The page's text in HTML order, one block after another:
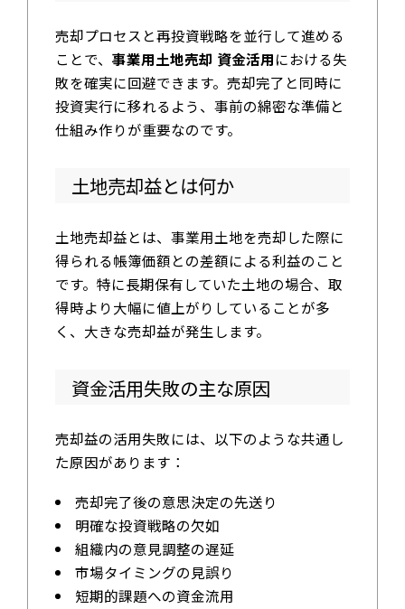
売却プロセスと再投資戦略を並行して進める
ことで、 事業用土地売却 資金活用における失
敗を確実に回避できます。売却完了と同時に
投資実行に移れるよう、事前の綿密な準備と
仕組み作りが重要なのです。
土地売却益とは何か
土地売却益とは、事業用土地を売却した際に
得られる帳簿価額との差額による利益のこと
です。特に長期保有していた土地の場合、取
得時より大幅に値上がりしていることが多
く、大きな売却益が発生します。
資金活用失敗の主な原因
売却益の活用失敗には、以下のような共通し
た原因があります：
売却完了後の意思決定の先送り
明確な投資戦略の欠如
組織内の意見調整の遅延
市場タイミングの見誤り
短期的課題への資金流用